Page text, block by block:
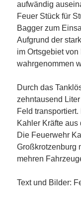
aufwändig
Feuer Stück für
Bagger zum
Aufgrund der
im Ortsgebiet
wahrgenommen
Durch das
zehntausend
Feld
Kahler Kräfte
Die Feuerwehr
Großkrotzenburg
mehren
Text und Bilder: